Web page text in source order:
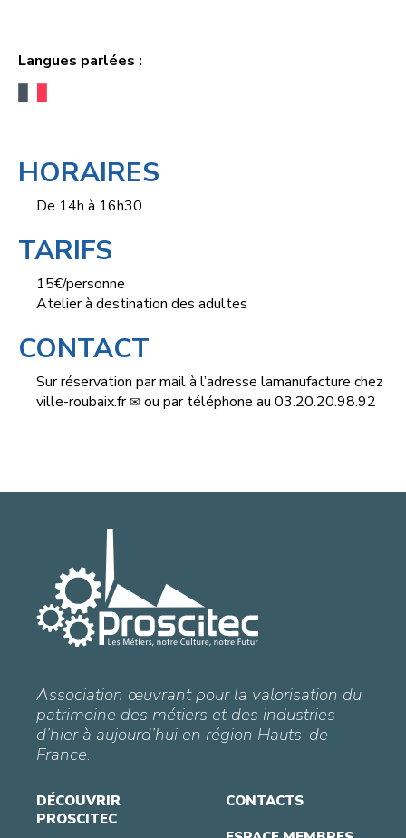
Langues parlées :
HORAIRES
De 14h à 16h30
TARIFS
15€/personne
Atelier à destination des adultes
CONTACT
Sur réservation par mail à l’adresse lamanufacture chez
ville-roubaix.fr
ou par téléphone au 03.20.20.98.92
Association œuvrant pour la valorisation du
patrimoine des métiers et des industries
d’hier à aujourd’hui en région Hauts-de-
France.
DÉCOUVRIR
PROSCITEC
CONTACTS